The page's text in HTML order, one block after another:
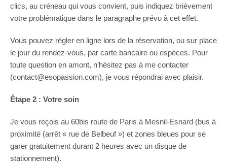
clics, au créneau qui vous convient, puis indiquez brièvement
votre problématique dans le paragraphe prévu à cet effet.
Vous pouvez régler en ligne lors de la réservation, ou sur place
le jour du rendez-vous, par carte bancaire ou espèces. Pour
toute question en amont, n’hésitez pas à me contacter
(contact@esopassion.com), je vous répondrai avec plaisir.
Étape 2 : Votre soin
Je vous reçois au 60bis route de Paris à Mesnil-Esnard (bus à
proximité (arrêt « rue de Belbeuf ») et zones bleues pour se
garer gratuitement durant 2 heures avec un disque de
stationnement).